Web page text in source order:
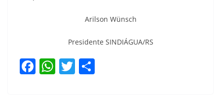
Arilson Wünsch
Presidente SINDIÁGUA/RS
F W T